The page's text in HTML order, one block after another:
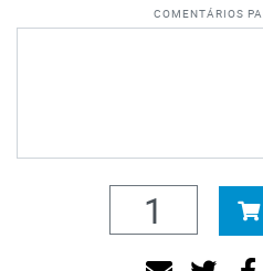
Comentários